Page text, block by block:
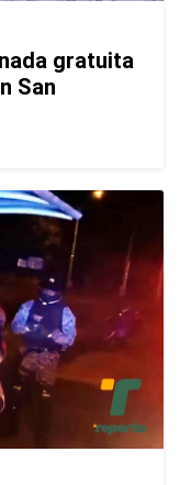
gratuita
San